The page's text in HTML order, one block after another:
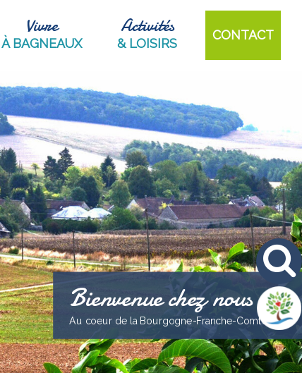
Vivre
À BAGNEAUX
Activités
& LOISIRS
CONTACT
Bienvenue chez nous
Au coeur de la Bourgogne-Franche-Comté